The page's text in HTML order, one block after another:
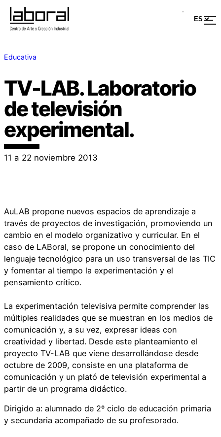
Educativa
TV-LAB. Laboratorio
de televisión
experimental.
11 a 22 noviembre 2013
AuLAB propone nuevos espacios de aprendizaje a
través de proyectos de investigación, promoviendo un
cambio en el modelo organizativo y curricular. En el
caso de LABoral, se propone un conocimiento del
lenguaje tecnológico para un uso transversal de las TIC
y fomentar al tiempo la experimentación y el
pensamiento crítico.
La experimentación televisiva permite comprender las
múltiples realidades que se muestran en los medios de
comunicación y, a su vez, expresar ideas con
creatividad y libertad. Desde este planteamiento el
proyecto TV-LAB que viene desarrollándose desde
octubre de 2009, consiste en una plataforma de
comunicación y un plató de televisión experimental a
partir de un programa didáctico.
Dirigido a: alumnado de 2º ciclo de educación primaria
y secundaria acompañado de su profesorado.